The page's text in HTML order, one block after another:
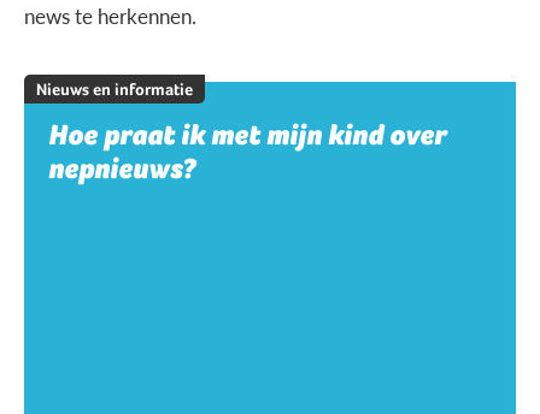
news te herkennen.
Nieuws en informatie
Hoe praat ik met mijn kind over
nepnieuws?